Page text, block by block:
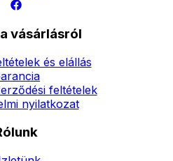
vásárlásról
és elállás
feltételek
nyilatkozat